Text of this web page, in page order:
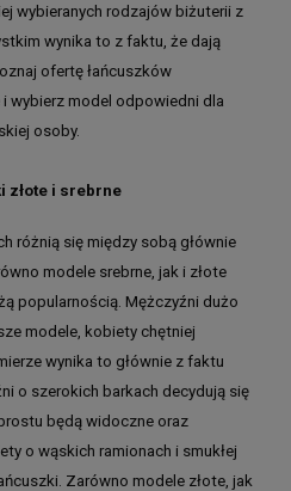
wybieranych rodzajów biżuterii z
wynika to z faktu, że dają
ofertę łańcuszków
wybierz model odpowiedni dla
osoby.
złote i srebrne
różnią się między sobą głównie
modele srebrne, jak i złote
popularnością. Mężczyźni dużo
modele, kobiety chętniej
wynika to głównie z faktu
o szerokich barkach decydują się
będą widoczne oraz
o wąskich ramionach i smukłej
Zarówno modele złote, jak